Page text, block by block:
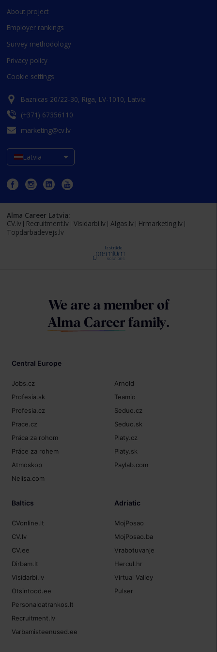
About project
Employer rankings
Survey methodology
Privacy policy
Cookie settings
Baznicas 20/22-30, Riga, LV-1010, Latvia
(+371) 67356110
marketing@cv.lv
Latvia
Alma Career Latvia:
CV.lv
Recruitment.lv Visidarbi.lv Algas.lv
Hrmarketing.lv
Topdarbadevejs.lv
Izstrāde
We are a member of
Alma Career family.
Central Europe
Jobs.cz
Profesia.sk
Profesia.cz
Prace.cz
Práca za rohom
Práce za rohem
Atmoskop
Nelisa.com
Arnold
Teamio
Seduo.cz
Seduo.sk
Platy.cz
Platy.sk
Paylab.com
Baltics
CVonline.lt
CV.lv
CV.ee
Dirbam.lt
Visidarbi.lv
Otsintood.ee
Personaloatrankos.lt
Recruitment.lv
Varbamisteenused.ee
Adriatic
MojPosao
MojPosao.ba
Vrabotuvanje
Hercul.hr
Virtual Valley
Pulser